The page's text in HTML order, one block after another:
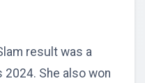
result was a
2024. She also won